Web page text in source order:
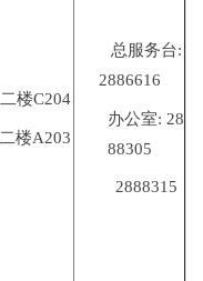
二楼C204
二楼A203
总服务台:
2886616
办公室: 28
88305
2888315